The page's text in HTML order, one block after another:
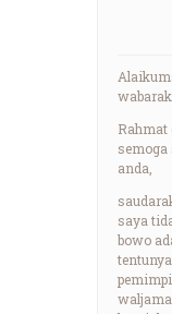
Rahmat
anda,
saya
bowo